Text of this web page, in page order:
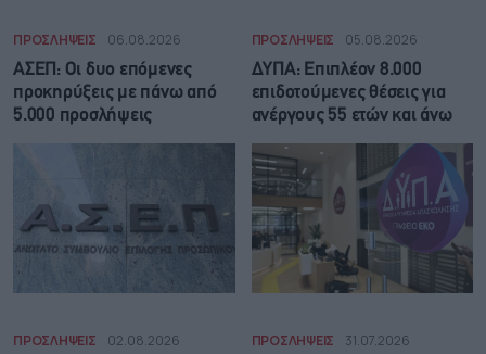
ΠΡΟΣΛΗΨΕΙΣ 06.08.2026
ΑΣΕΠ: Οι δυο επόμενες
προκηρύξεις με πάνω από
5.000 προσλήψεις
ΠΡΟΣΛΗΨΕΙΣ 05.08.2026
ΔΥΠΑ: Επιπλέον 8.000
επιδοτούμενες θέσεις για
ανέργους 55 ετών και άνω
ΠΡΟΣΛΗΨΕΙΣ 02.08.2026 ΠΡΟΣΛΗΨΕΙΣ 31.07.2026